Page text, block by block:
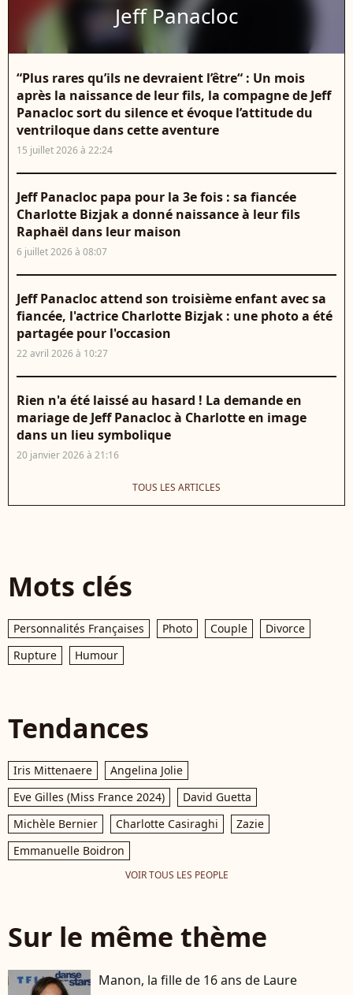
Jeff Panacloc
“Plus rares qu’ils ne devraient l’être“ : Un mois
après la naissance de leur fils, la compagne de Jeff
Panacloc sort du silence et évoque l’attitude du
ventriloque dans cette aventure
15 juillet 2026 à 22:24
Jeff Panacloc papa pour la 3e fois : sa fiancée
Charlotte Bizjak a donné naissance à leur fils
Raphaël dans leur maison
6 juillet 2026 à 08:07
Jeff Panacloc attend son troisième enfant avec sa
fiancée, l'actrice Charlotte Bizjak : une photo a été
partagée pour l'occasion
22 avril 2026 à 10:27
Rien n'a été laissé au hasard ! La demande en
mariage de Jeff Panacloc à Charlotte en image
dans un lieu symbolique
20 janvier 2026 à 21:16
TOUS LES ARTICLES
Mots clés
Personnalités Françaises Photo Couple
Divorce
Rupture
Humour
Tendances
Iris Mittenaere
Angelina Jolie
Eve Gilles (Miss France 2024)
David Guetta
Michèle Bernier
Charlotte Casiraghi
Zazie
Emmanuelle Boidron
VOIR TOUS LES PEOPLE
Sur le même thème
Manon, la fille de 16 ans de Laure